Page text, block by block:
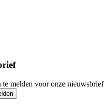
melden voor onze nieuwsbrief